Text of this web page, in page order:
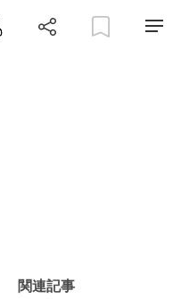
関連記事